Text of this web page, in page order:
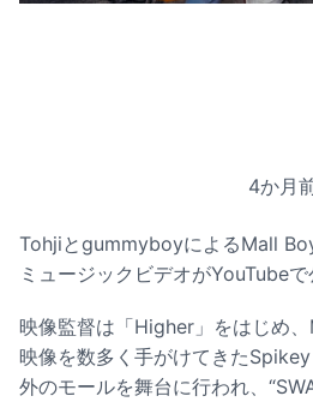
4か月
TohjiとgummyboyによるMall
ミュージックビデオがYouTubeで
映像監督は「Higher」をはじめ
映像を数多く手がけてきた
外のモールを舞台に行われ、